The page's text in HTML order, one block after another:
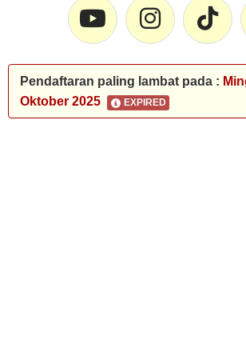
Pendaftaran paling lambat pada :
Oktober 2025
EXPIRED